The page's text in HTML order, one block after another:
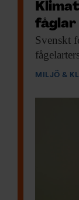
fåglar
Svenskt
MILJÖ &